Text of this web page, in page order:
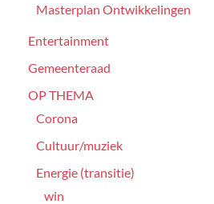
Masterplan Ontwikkelingen
Entertainment
Gemeenteraad
OP THEMA
Corona
Cultuur/muziek
Energie (transitie)
win